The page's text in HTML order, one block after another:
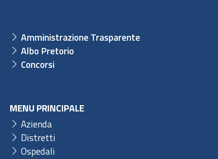
Amministrazione Trasparente
Albo Pretorio
Concorsi
MENU PRINCIPALE
Azienda
Distretti
Ospedali